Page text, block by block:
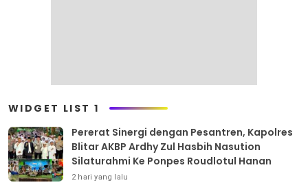
WIDGET LIST 1
Pererat Sinergi dengan Pesantren, Kapolres
Blitar AKBP Ardhy Zul Hasbih Nasution
Silaturahmi Ke Ponpes Roudlotul Hanan
2 hari yang lalu